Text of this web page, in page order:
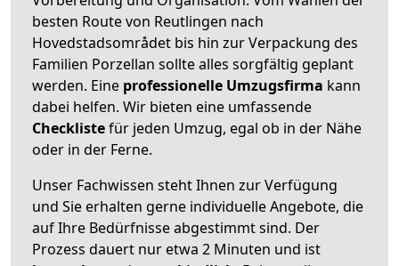
besten Route von Reutlingen nach
Hovedstadsområdet bis hin zur Verpackung des
Familien Porzellan sollte alles sorgfältig geplant
werden. Eine professionelle Umzugsfirma kann
dabei helfen. Wir bieten eine umfassende
Checklistefür jeden Umzug, egal ob in der Nähe
oder in der Ferne.
Unser Fachwissen steht Ihnen zur Verfügung
und Sie erhalten gerne individuelle Angebote, die
auf Ihre Bedürfnisse abgestimmt sind. Der
Prozess dauert nur etwa 2 Minuten und ist